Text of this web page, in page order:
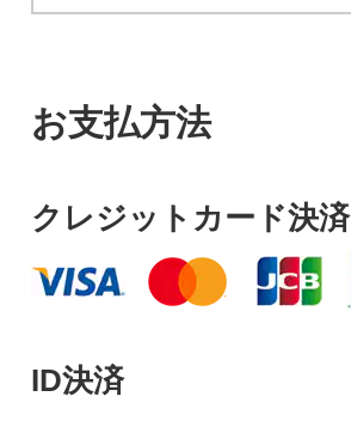
お支払方法
クレジットカード決済
ID決済